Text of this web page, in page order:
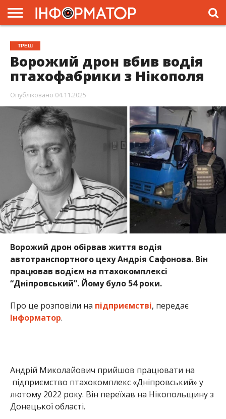
ГОЛОВНА
ЖИТТЯ
ВЛАДА
ГРОШІ
ТРЕШ
ПРЕС-
РЕЛІЗИ
РЕКЛАМА
ПРОЕКТИ
ТРЕШ
Ворожий дрон вбив водія
птахофабрики з Нікополя
Опубліковано 04.11.2025
Ворожий дрон обірвав життя водія
автотранспортного цеху Андрія Сафонова. Він
працював водієм на птахокомплексі
“Дніпровський”. Йому було 54 роки.
Про це розповіли на підприємстві, передає
Інформатор.
Андрій Миколайович прийшов працювати на
підприємство птахокомплекс «Дніпровський» у
лютому 2022 року. Він переїхав на Нікопольщину з
Донецької області.